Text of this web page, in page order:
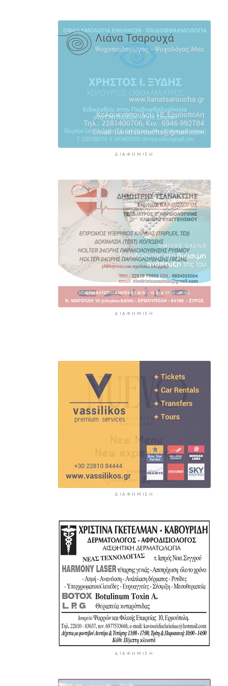
Πάνω από 90 ειδικότητες και 860
τμήματα στις δημόσιες ΣΑΕΚ
8 ώρες 13 λεπτά πρίν
αποφάσισαν να διακόψουν το
κάπνισμα
8 ώρες 43 λεπτά πρίν
ΔΙΑΦΉΜΙΣΗ
ΔΙΑΦΉΜΙΣΗ
ΔΙΑΦΉΜΙΣΗ
ΔΙΑΦΉΜΙΣΗ